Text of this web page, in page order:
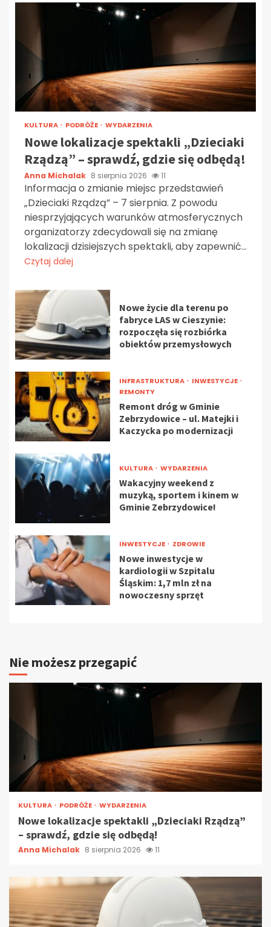
KULTURA PODRÓŻE WYDARZENIA
Nowe lokalizacje spektakli „Dzieciaki
Rządzą” – sprawdź, gdzie się odbędą!
Anna Michalak 8 sierpnia 2026 11
Informacja o zmianie miejsc przedstawień
„Dzieciaki Rządzą” – 7 sierpnia. Z powodu
niesprzyjających warunków atmosferycznych
organizatorzy zdecydowali się na zmianę
lokalizacji dzisiejszych spektakli, aby zapewnić...
Czytaj dalej
Nowe życie dla terenu po
fabryce LAS w Cieszynie:
rozpoczęła się rozbiórka
obiektów przemysłowych
INFRASTRUKTURA
INWESTYCJE
REMONTY
Remont dróg w Gminie
Zebrzydowice – ul. Matejki i
Kaczycka po modernizacji
KULTURA WYDARZENIA
Wakacyjny weekend z
muzyką, sportem i kinem w
Gminie Zebrzydowice!
INWESTYCJE ZDROWIE
Nowe inwestycje w
kardiologii w Szpitalu
Śląskim: 1,7 mln zł na
nowoczesny sprzęt
Nie możesz przegapić
KULTURA PODRÓŻE WYDARZENIA
Nowe lokalizacje spektakli „Dzieciaki Rządzą”
– sprawdź, gdzie się odbędą!
Anna Michalak 8 sierpnia 2026 11